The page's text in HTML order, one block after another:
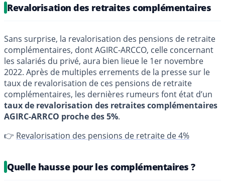
Revalorisation des retraites complémentaires
Sans surprise, la revalorisation des pensions de retraite
complémentaires, dont AGIRC-ARCCO, celle concernant
les salariés du privé, aura bien lieue le 1er novembre
2022. Après de multiples errements de la presse sur le
taux de revalorisation de ces pensions de retraite
complémentaires, les dernières rumeurs font état d’un
taux de revalorisation des retraites complémentaires
AGIRC-ARRCO proche des 5%.
👉 Revalorisation des pensions de retraite de 4%
Quelle hausse pour les complémentaires ?